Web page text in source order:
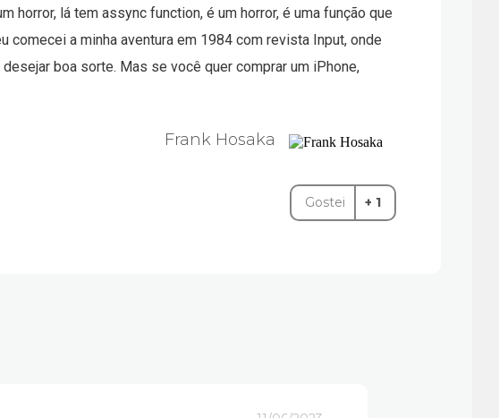
horror, lá tem assync function, é um horror, é uma função que
comecei a minha aventura em 1984 com revista Input, onde
boa sorte. Mas se você quer comprar um iPhone,
Frank Hosaka
Gostei + 1